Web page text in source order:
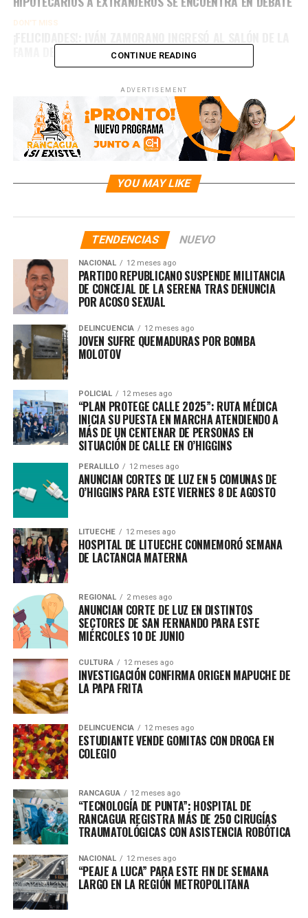
DON'T MISS
FAMA DEL FÚTBOL INTERNACIONAL
CONTINUE READING
ADVERTISEMENT
YOU MAY LIKE
TENDENCIAS NUEVO
NACIONAL 12 meses ago
PARTIDO REPUBLICANO SUSPENDE MILITANCIA
DE CONCEJAL DE LA SERENA TRAS DENUNCIA
POR ACOSO SEXUAL
DELINCUENCIA 12 meses ago
JOVEN SUFRE QUEMADURAS POR BOMBA
MOLOTOV
POLICIAL 12 meses ago
“PLAN PROTEGE CALLE 2025”: RUTA MÉDICA
INICIA SU PUESTA EN MARCHA ATENDIENDO A
MÁS DE UN CENTENAR DE PERSONAS EN
SITUACIÓN DE CALLE EN O’HIGGINS
PERALILLO 12 meses ago
ANUNCIAN CORTES DE LUZ EN 5 COMUNAS DE
O’HIGGINS PARA ESTE VIERNES 8 DE AGOSTO
LITUECHE 12 meses ago
HOSPITAL DE LITUECHE CONMEMORÓ SEMANA
DE LACTANCIA MATERNA
REGIONAL 2 meses ago
ANUNCIAN CORTE DE LUZ EN DISTINTOS
SECTORES DE SAN FERNANDO PARA ESTE
MIÉRCOLES 10 DE JUNIO
CULTURA 12 meses ago
INVESTIGACIÓN CONFIRMA ORIGEN MAPUCHE DE
LA PAPA FRITA
DELINCUENCIA 12 meses ago
ESTUDIANTE VENDE GOMITAS CON DROGA EN
COLEGIO
RANCAGUA 12 meses ago
“TECNOLOGÍA DE PUNTA”: HOSPITAL DE
RANCAGUA REGISTRA MÁS DE 250 CIRUGÍAS
TRAUMATOLÓGICAS CON ASISTENCIA ROBÓTICA
NACIONAL 12 meses ago
“PEAJE A LUCA” PARA ESTE FIN DE SEMANA
LARGO EN LA REGIÓN METROPOLITANA